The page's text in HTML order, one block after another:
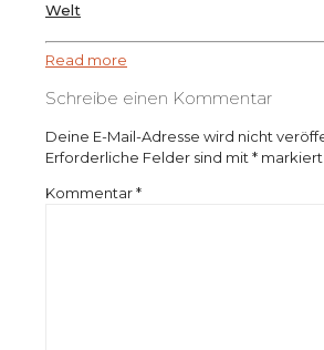
Welt
Read more
Schreibe einen Kommentar
Deine E-Mail-Adresse wird nicht
Erforderliche Felder sind mit* markiert
Kommentar*